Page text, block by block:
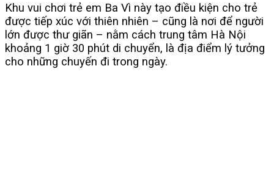
Khu vui chơi trẻ em Ba Vì này tạo điều kiện cho trẻ
được tiếp xúc với thiên nhiên – cũng là nơi để người
lớn được thư giãn – nằm cách trung tâm Hà Nội
khoảng 1 giờ 30 phút di chuyển, là địa điểm lý tưởng
cho những chuyến đi trong ngày.